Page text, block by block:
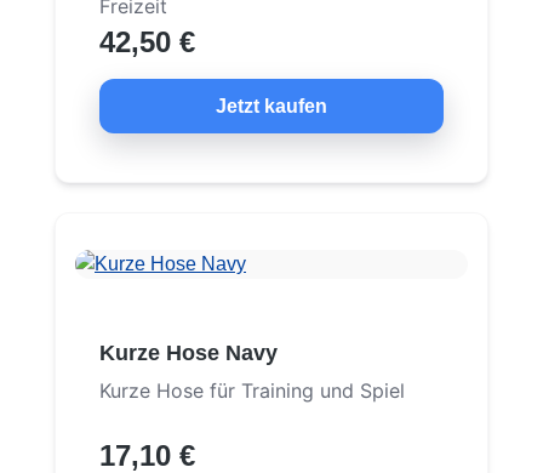
Freizeit
42,50 €
Jetzt kaufen
Kurze Hose Navy
Kurze Hose für Training und Spiel
17,10 €